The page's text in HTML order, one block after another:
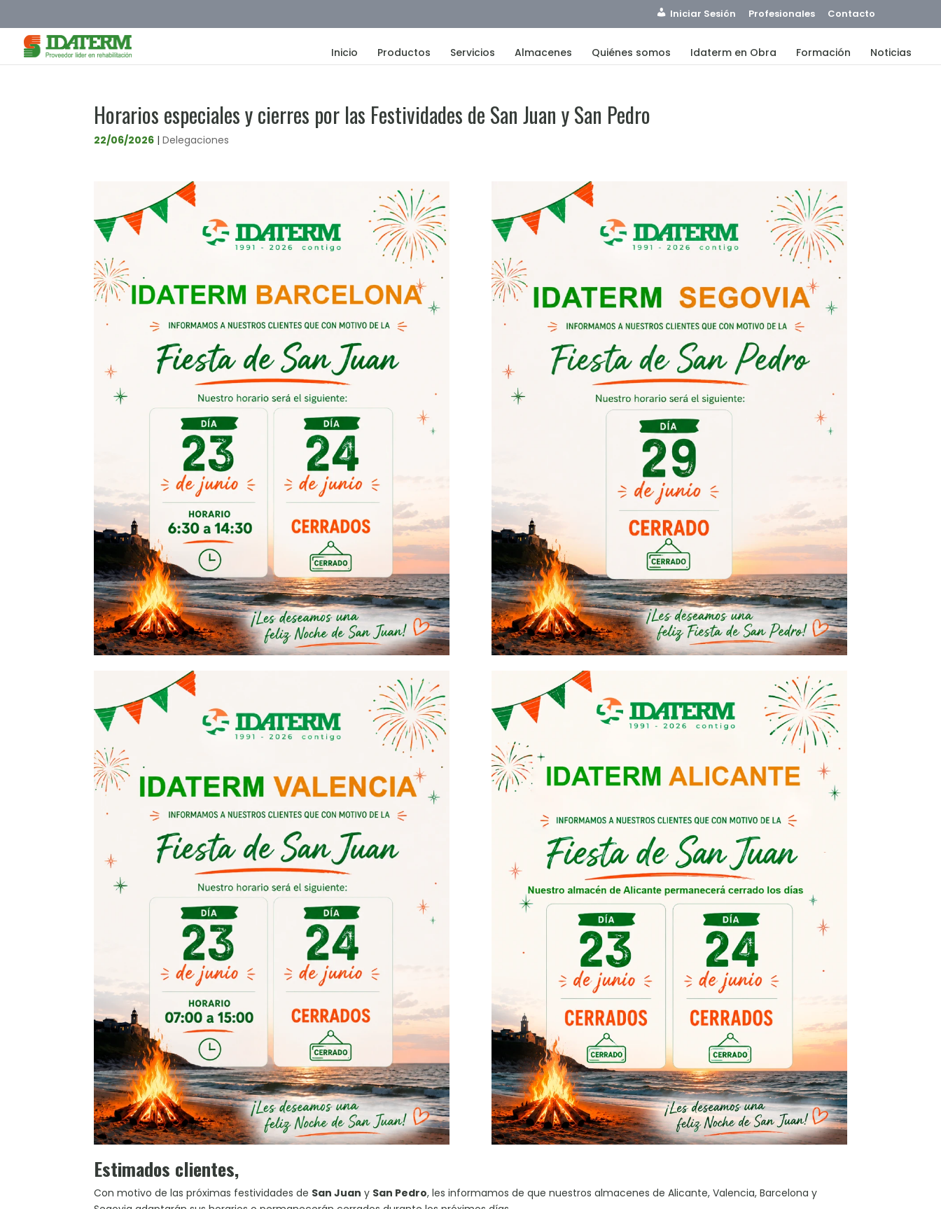
Iniciar Sesión Profesionales Contacto
Inicio Productos Servicios Almacenes Quiénes somos Idaterm en Obra Formación Noticias
Horarios especiales y cierres por las Festividades de San Juan y San Pedro
22/06/2026 |Delegaciones
Estimados clientes,
Con motivo de las próximas festividades de San Juan y San Pedro, les informamos de que nuestros almacenes de Alicante, Valencia, Barcelona y